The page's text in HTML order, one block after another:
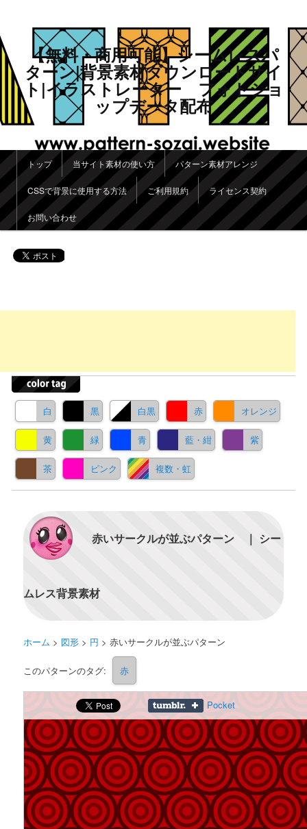
【無料・商用可能】シームレスパ
ターン|背景素材ダウンロードサイ
ト|イラストレーター フォトショ
ップデータ配布
メインメニュー
メインコンテンツへ移動
サブコンテンツへ移動
トップ 当サイト素材の使い方 パターン素材アレンジ
CSSで背景に使用する方法 ご利用規約 ライセンス契約
お問い合わせ
白 黒 白黒 赤 オレンジ
黄 緑 青 藍・紺 紫
茶 ピンク 複数・虹
赤いサークルが並ぶパターン ｜ シー
ムレス背景素材
ホーム > 図形 > 円 >赤いサークルが並ぶパターン
このパターンのタグ: 赤
Pocket